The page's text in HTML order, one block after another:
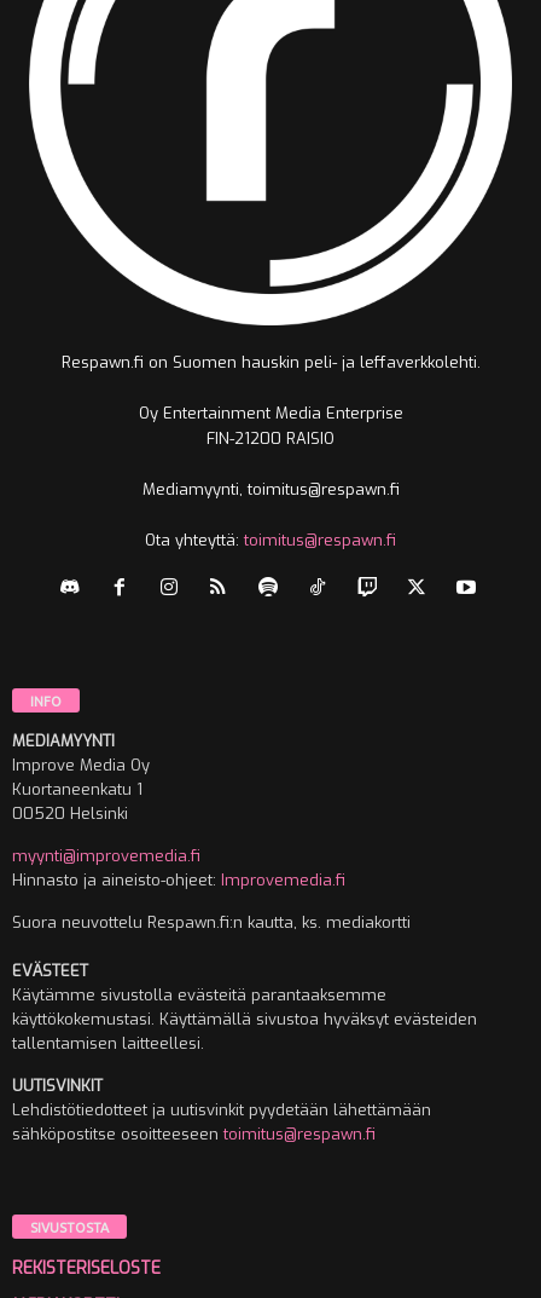
Respawn.fi on Suomen hauskin peli- ja leffaverkkolehti.
Oy Entertainment Media Enterprise
FIN-21200 RAISIO
Mediamyynti, toimitus@respawn.fi
Ota yhteyttä:toimitus@respawn.fi
INFO
MEDIAMYYNTI
Improve Media Oy
Kuortaneenkatu 1
00520 Helsinki
myynti@improvemedia.fi
Hinnasto ja aineisto-ohjeet: Improvemedia.fi
Suora neuvottelu Respawn.fi:n kautta, ks. mediakortti
EVÄSTEET
Käytämme sivustolla evästeitä parantaaksemme
käyttökokemustasi. Käyttämällä sivustoa hyväksyt evästeiden
tallentamisen laitteellesi.
UUTISVINKIT
Lehdistötiedotteet ja uutisvinkit pyydetään lähettämään
sähköpostitse osoitteeseentoimitus@respawn.fi
SIVUSTOSTA
REKISTERISELOSTE